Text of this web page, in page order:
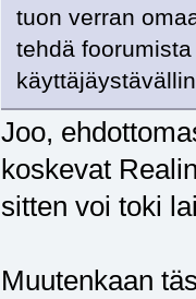
tuon verran
tehdä
Joo,
koskevat
sitten voi toki
Muutenkaan